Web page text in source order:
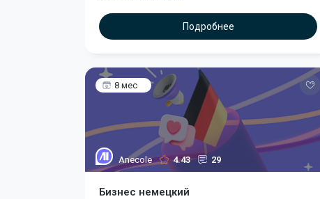
Подробнее
8 мес
Anecole 4.43 29
Бизнес немецкий